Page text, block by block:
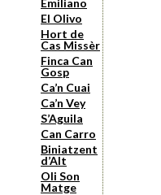
Emiliano
El Olivo
Hort de
Cas Missèr
Finca Can
Gosp
Ca’n Cuai
Ca’n Vey
S’Aguila
Can Carro
Biniatzent
d’Alt
Oli Son
Matge